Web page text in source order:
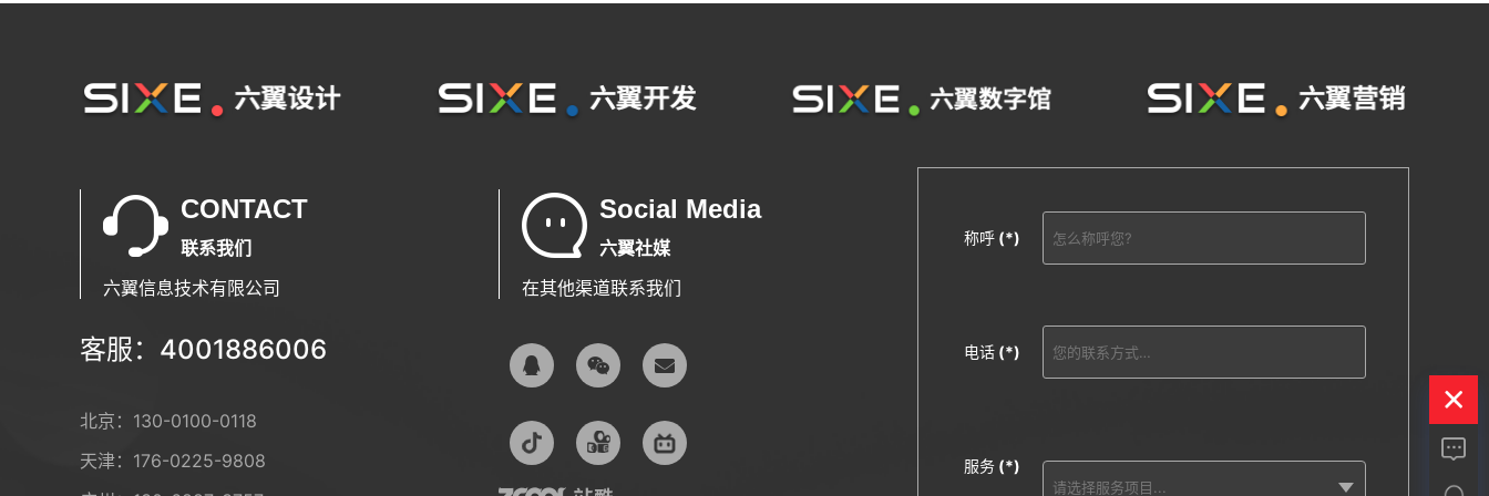
CONTACT
联系我们
六翼信息技术有限公司
客服：4001886006
北京： 130-0100-0118
天津： 176-0225-9808
Social Media
六翼社媒
在其他渠道联系我们
称呼 (*)
电话 (*)
服务 (*)